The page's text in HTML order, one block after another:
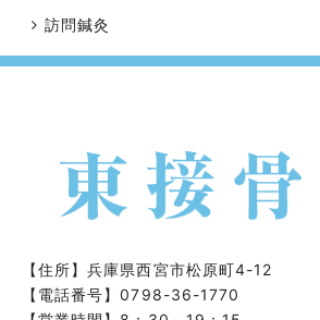
訪問鍼灸
【住所】兵庫県西宮市松原町4-12
【電話番号】0798-36-1770